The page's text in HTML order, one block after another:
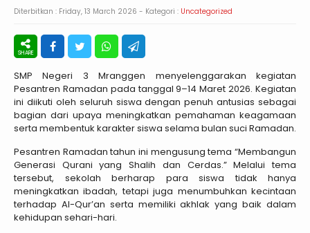
Diterbitkan : Friday, 13 March 2026 - Kategori : Uncategorized
SMP Negeri 3 Mranggen menyelenggarakan kegiatan
Pesantren Ramadan pada tanggal 9–14 Maret 2026. Kegiatan
ini diikuti oleh seluruh siswa dengan penuh antusias sebagai
bagian dari upaya meningkatkan pemahaman keagamaan
serta membentuk karakter siswa selama bulan suci Ramadan.
Pesantren Ramadan tahun ini mengusung tema “Membangun
Generasi Qurani yang Shalih dan Cerdas.” Melalui tema
tersebut, sekolah berharap para siswa tidak hanya
meningkatkan ibadah, tetapi juga menumbuhkan kecintaan
terhadap Al-Qur’an serta memiliki akhlak yang baik dalam
kehidupan sehari-hari.